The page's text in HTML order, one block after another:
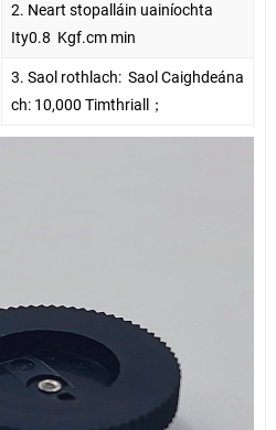
2. Neart stopalláin uainíochta
Ity0.8 Kgf.cm min
3. Saol rothlach: Saol Caighdeána
ch: 10,000 Timthriall
；